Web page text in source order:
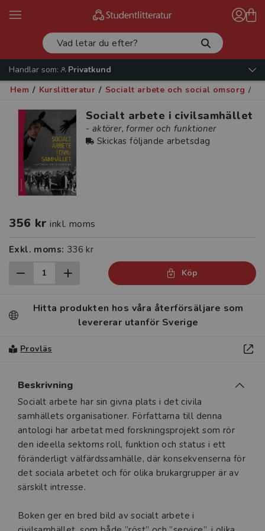
Handlar som:
Privatkund
Hem / Kurslitteratur / Socialt arbete och social omsorg /
Socialt arbete i civilsamhället
- aktörer, former och funktioner
Skickas följande arbetsdag
356 kr inkl. moms
Exkl. moms: 336 kr
Köp
Hitta produkten hos våra återförsäljare som
levererar utanför Sverige
Provläs
Beskrivning
Beskrivning
Socialt arbete har sin givna plats i det civila
samhällets organisationer. Författarna till denna
antologi har arbetat med forskningsprojekt som rör
den ideella sektorns roll, funktion och status i ett
föränderligt välfärdssamhälle, där konsekvenserna för
det sociala arbetet och för olika brukargrupper är av
särskilt intresse.
Boken ger en bred bild av socialt arbete i